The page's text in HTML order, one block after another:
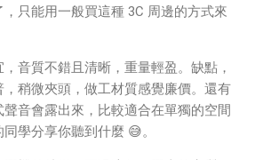
只能用一般買這種 3C 周邊的方式來
音質不錯且清晰，重量輕盈。缺點，
稍微夾頭，做工材質感覺廉價。還有
音會露出來，比較適合在單獨的空間
學分享你聽到什麼 😅。